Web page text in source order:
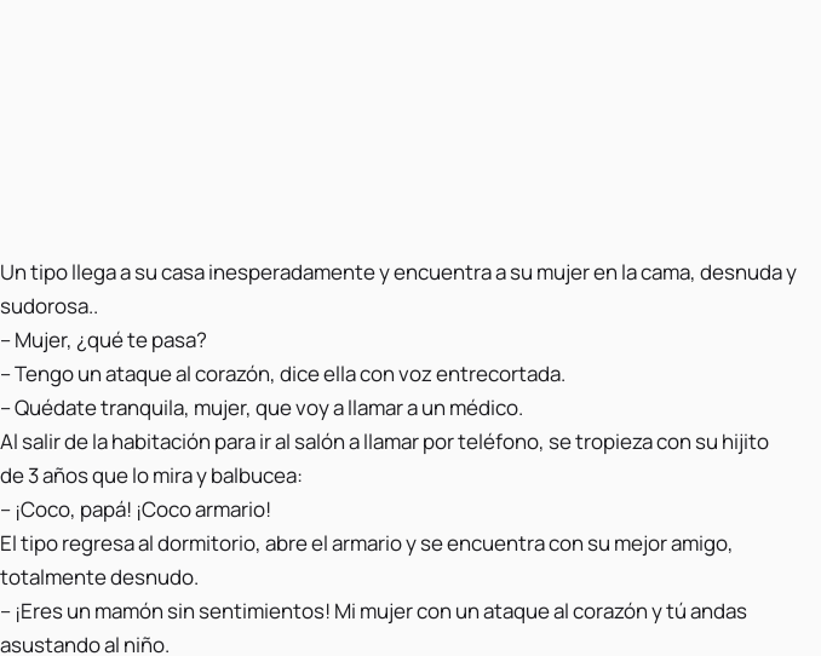
Un tipo llega a su casa inesperadamente y encuentra a su mujer en la cama, desnuda y
sudorosa..
– Mujer, ¿qué te pasa?
– Tengo un ataque al corazón, dice ella con voz entrecortada.
– Quédate tranquila, mujer, que voy a llamar a un médico.
Al salir de la habitación para ir al salón a llamar por teléfono, se tropieza con su hijito
de 3 años que lo mira y balbucea:
– ¡Coco, papá! ¡Coco armario!
El tipo regresa al dormitorio, abre el armario y se encuentra con su mejor amigo,
totalmente desnudo.
– ¡Eres un mamón sin sentimientos! Mi mujer con un ataque al corazón y tú andas
asustando al niño.